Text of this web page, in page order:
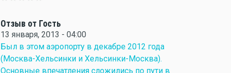
Отзыв от Гость
13 января, 2013 - 04:00
Был в этом аэропорту в декабре 2012 года
(Москва-Хельсинки и Хельсинки-Москва).
Основные впечатления сложились по пути в